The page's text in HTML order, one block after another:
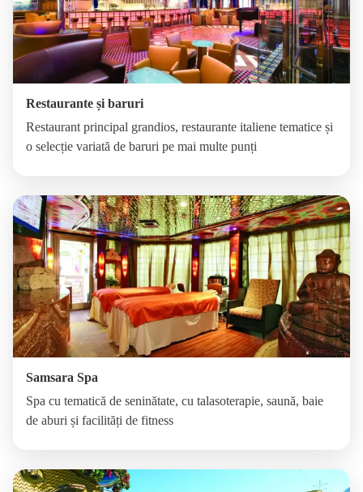
Restaurante și baruri
Restaurant principal grandios, restaurante italiene tematice și
o selecție variată de baruri pe mai multe punți
Samsara Spa
Spa cu tematică de seninătate, cu talasoterapie, saună, baie
de aburi și facilități de fitness